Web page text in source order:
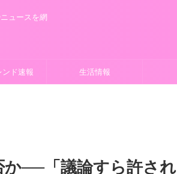
ュースを網
ンド速報 生活情報
か──「議論すら許され